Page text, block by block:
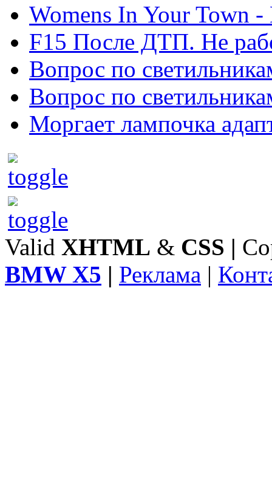
Womens In Your Town
F15 После ДТП. Не
Вопрос по
Вопрос по
Моргает лампочка
Valid XHTML & CSS |
BMW X5 | Реклама |